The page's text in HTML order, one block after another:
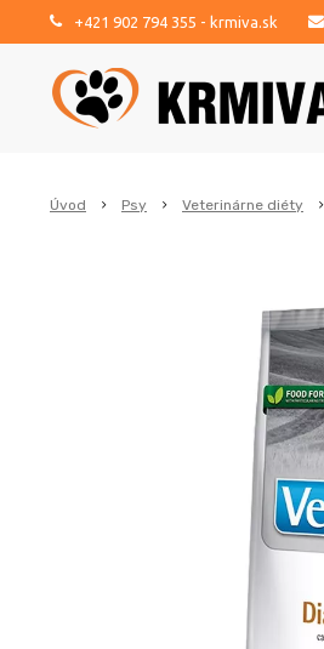
+421 902 794 355 - krmiva.sk
Úvod Psy Veterinárne diéty